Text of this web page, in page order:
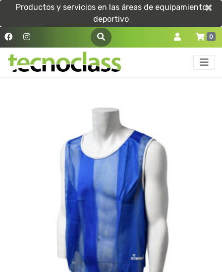
Productos y servicios en las áreas de equipamiento
deportivo
×
×
0